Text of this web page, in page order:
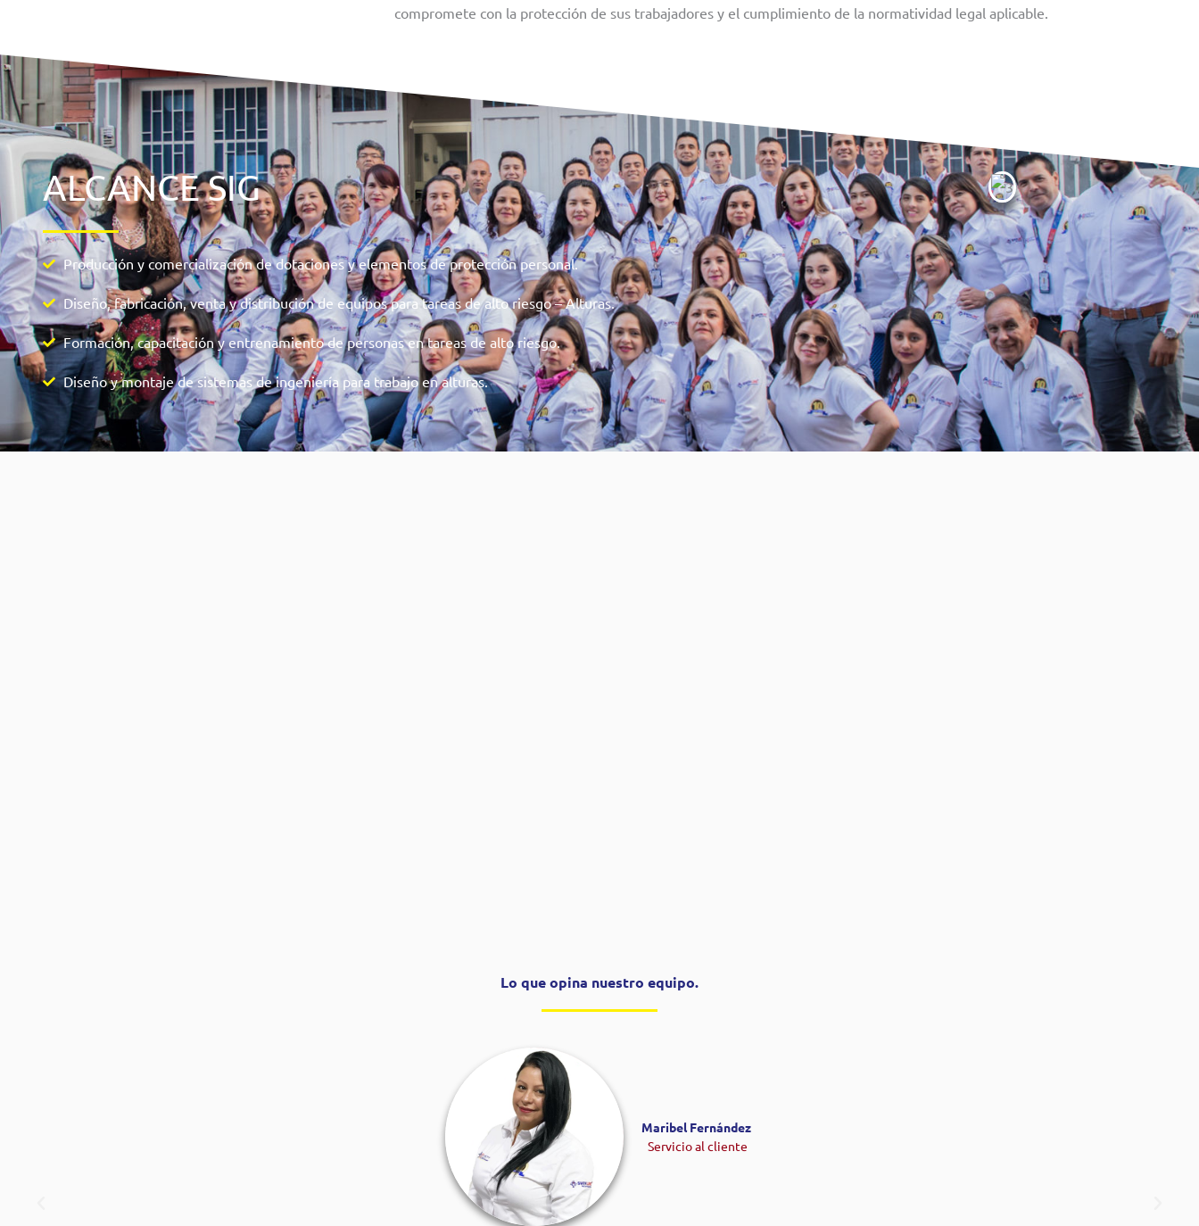
compromete con la protección de sus trabajadores y el cumplimiento de la normatividad legal aplicable.
ALCANCE SIG
Producción y comercialización de dotaciones y elementos de protección personal.
Diseño, fabricación, venta y distribución de equipos para tareas de alto riesgo – Alturas.
Formación, capacitación y entrenamiento de personas en tareas de alto riesgo.
Diseño y montaje de sistemas de ingeniería para trabajo en alturas.
Lo que opina nuestro equipo.
Maribel Fernández ​
Servicio al cliente​